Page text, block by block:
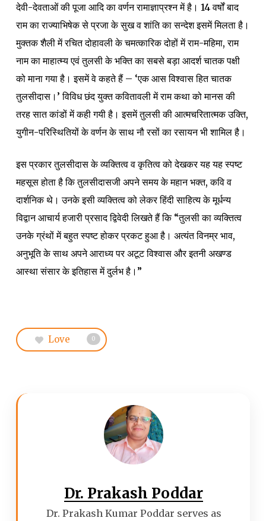
देवी-देवताओं की पूजा आदि का वर्णन रामाज्ञाप्रश्न में है। 14 वर्षों बाद
राम का राज्याभिषेक से प्रजा के सुख व शांति का सन्देश इसमें मिलता है।
मुक्तक शैली में रचित दोहावली के चमत्कारिक दोहों में राम-महिमा, राम
नाम का माहात्म्य एवं तुलसी के भक्ति का सबसे बड़ा आदर्श चातक पक्षी
को माना गया है। इसमें वे कहते हैं – ‘एक आस विश्वास हित चातक
तुलसीदास।’ विविध छंद युक्त कवितावली में राम कथा को मानस की
तरह सात कांडों में कही गयी है। इसमें तुलसी की आत्मचरितात्मक उक्ति,
युगीन-परिस्थितियों के वर्णन के साथ नौ रसों का रसायन भी शामिल है।
इस प्रकार तुलसीदास के व्यक्तित्व व कृतित्व को देखकर यह यह स्पष्ट
महसूस होता है कि तुलसीदासजी अपने समय के महान भक्त, कवि व
दार्शनिक थे। उनके इसी व्यक्तित्व को लेकर हिंदी साहित्य के मूर्धन्य
विद्वान आचार्य हजारी प्रसाद द्विवेदी लिखते हैं कि “तुलसी का व्यक्तित्व
उनके ग्रंथों में बहुत स्पष्ट होकर प्रकट हुआ है। अत्यंत विनम्र भाव,
अनुभूति के साथ अपने आराध्य पर अटूट विश्वास और इतनी अखण्ड
आस्था संसार के इतिहास में दुर्लभ है।”
Love 0
Dr. Prakash Poddar
Dr. Prakash Kumar Poddar serves as